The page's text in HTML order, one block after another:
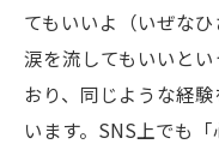
てもいいよ（いぜな
涙を流してもいいと
おり、同じような経
います。SNS上でも